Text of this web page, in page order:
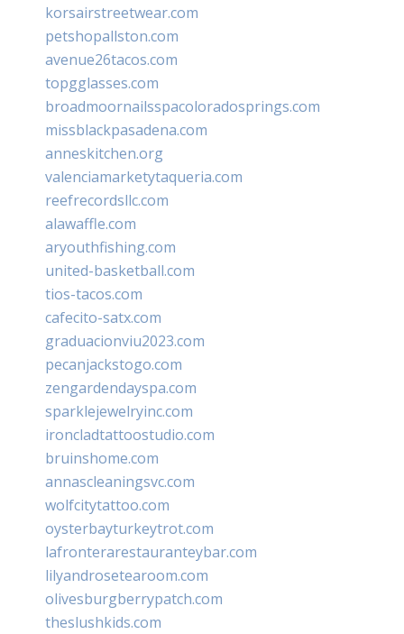
korsairstreetwear.com
petshopallston.com
avenue26tacos.com
topgglasses.com
broadmoornailsspacoloradosprings.com
missblackpasadena.com
anneskitchen.org
valenciamarketytaqueria.com
reefrecordsllc.com
alawaffle.com
aryouthfishing.com
united-basketball.com
tios-tacos.com
cafecito-satx.com
graduacionviu2023.com
pecanjackstogo.com
zengardendayspa.com
sparklejewelryinc.com
ironcladtattoostudio.com
bruinshome.com
annascleaningsvc.com
wolfcitytattoo.com
oysterbayturkeytrot.com
lafronterarestauranteybar.com
lilyandrosetearoom.com
olivesburgberrypatch.com
theslushkids.com